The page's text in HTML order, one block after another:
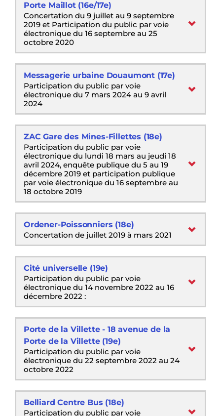
Porte Maillot (16e/17e)
Concertation du 9 juillet au 9 septembre
2019 et Participation du public par voie
électronique du 16 septembre au 25
octobre 2020
Messagerie urbaine Douaumont (17e)
Participation du public par voie
électronique du 7 mars 2024 au 9 avril
2024
ZAC Gare des Mines-Fillettes (18e)
Participation du public par voie
électronique du lundi 18 mars au jeudi 18
avril 2024, enquête publique du 5 au 19
décembre 2019 et participation publique
par voie électronique du 16 septembre au
18 octobre 2019
Ordener-Poissonniers (18e)
Concertation de juillet 2019 à mars 2021
Cité universelle (19e)
Participation du public par voie
électronique du 14 novembre 2022 au 16
décembre 2022 :
Porte de la Villette - 18 avenue de la
Porte de la Villette (19e)
Participation du public par voie
électronique du 22 septembre 2022 au 24
octobre 2022
Belliard Centre Bus (18e)
Participation du public par voie